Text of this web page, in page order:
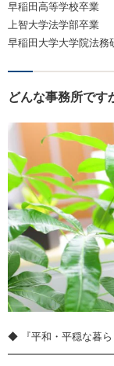
早稲田高等学校卒業
上智大学法学部卒業
早稲田大学大学院法務
どんな事務所です
◆ 『平和・平穏な暮ら